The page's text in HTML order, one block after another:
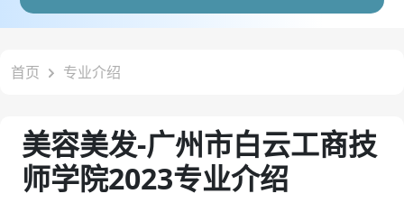
首页 专业介绍
美容美发-广州市白云工商技
师学院2023专业介绍